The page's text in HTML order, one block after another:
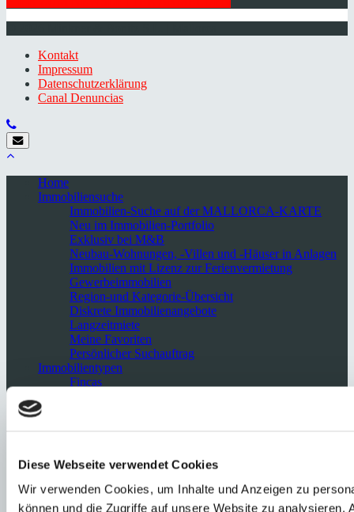
Diese Webseite verwendet Cookies
Wir verwenden Cookies, um Inhalte und Anzeigen zu
können und die Zugriffe auf unsere Website zu
Kontakt
Impressum
Datenschutzerklärung
Canal Denuncias
Home
Immobiliensuche
Immobilien-Suche auf der MALLORCA-KARTE
Neu im Immobilien-Portfolio
Exklusiv bei M&B
Neubau-Wohnungen, -Villen und -Häuser in Anlagen
Immobilien mit Lizenz zur Ferienvermietung
Gewerbeimmobilien
Region-und Kategorie-Übersicht
Diskrete Immobilienangebote
Langzeitmiete
Meine Favoriten
Persönlicher Suchauftrag
Immobilientypen
Fincas
Gewerbeimmobilien
Grundstücke
Luxusimmobilien